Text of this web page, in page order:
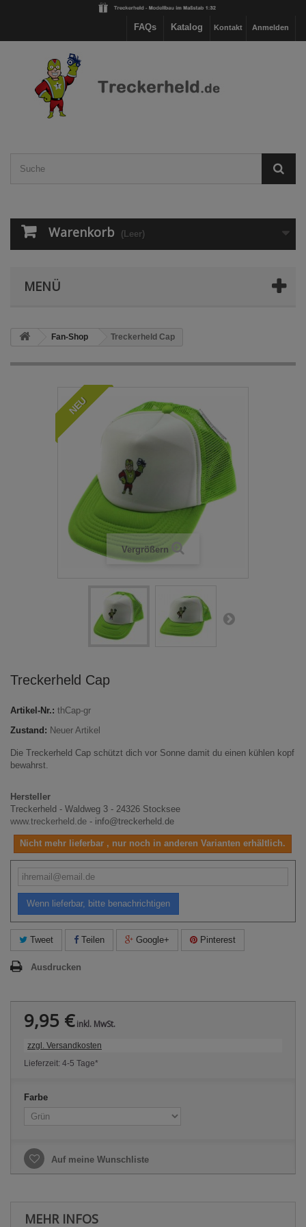
Anmelden
Kontakt
Katalog
FAQs
Warenkorb (Leer)
MENÜ
Fan-Shop Treckerheld Cap
NEU
Vergrößern
Treckerheld Cap
Artikel-Nr.: thCap-gr
Zustand: Neuer Artikel
Die Treckerheld Cap schützt dich vor Sonne damit du einen kühlen kopf
bewahrst.
Hersteller
Treckerheld - Waldweg 3 - 24326 Stocksee
www.treckerheld.de - info@treckerheld.de
Nicht mehr lieferbar , nur noch in anderen Varianten erhältlich.
Wenn lieferbar, bitte benachrichtigen
Tweet Teilen Google+ Pinterest
Ausdrucken
9,95 €inkl. MwSt.
zzgl. Versandkosten
Lieferzeit: 4-5 Tage*
Farbe
Auf meine Wunschliste
MEHR INFOS